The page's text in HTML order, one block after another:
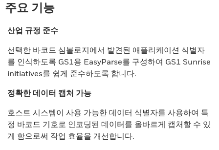
주요 기능
산업 규정 준수
선택한 바코드 심볼로지에서 발견된 애플리케이션 식별자
를 인식하도록 GS1용 EasyParse를 구성하여 GS1 Sunrise
initiatives를 쉽게 준수하도록 합니다.
정확한 데이터 캡처 가능
호스트 시스템이 사용 가능한 데이터 식별자를 사용하여 특
정 바코드 기호로 인코딩된 데이터를 올바르게 캡처할 수 있
게 함으로써 작업 효율을 개선합니다.